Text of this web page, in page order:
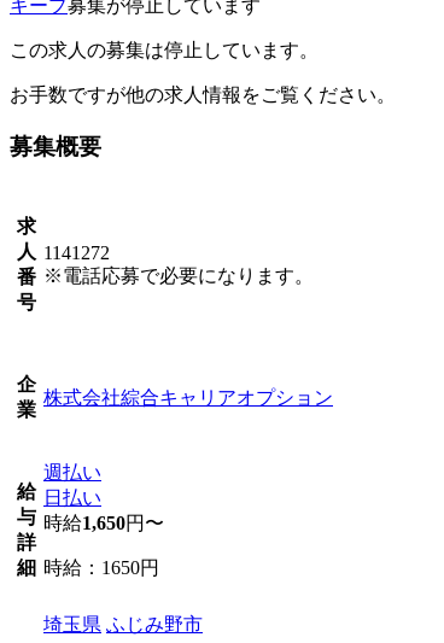
キープ募集が停止しています
この求人の募集は停止しています。
お手数ですが他の求人情報をご覧ください。
募集概要
求
人
番
号
1141272
※電話応募で必要になります。
企
業
株式会社綜合キャリアオプション
給
与
詳
細
週払い
日払い
時給1,650円〜
時給：1650円
埼玉県 ふじみ野市